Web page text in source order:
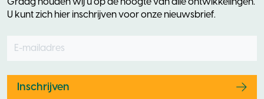
U kunt zich hier inschrijven voor onze nieuwsbrief.
Leave
blank
Inschrijven